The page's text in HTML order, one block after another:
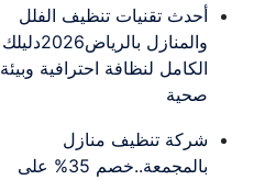
أحدث تقنيات تنظيف الفلل
والمنازل بالرياض2026دليلك
الكامل لنظافة احترافية وبيئة
صحية
شركة تنظيف منازل
بالمجمعة..خصم 35% على